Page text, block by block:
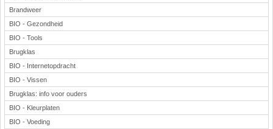
Brandweer
BIO - Gezondheid
BIO - Tools
Brugklas
BIO - Internetopdracht
BIO - Vissen
Brugklas: info voor ouders
BIO - Kleurplaten
BIO - Voeding